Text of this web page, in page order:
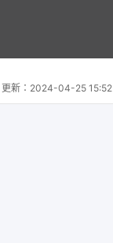
更新： 2024-04-25 15:52